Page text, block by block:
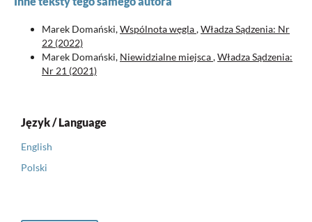
Marek Domański,Wspólnota węgla,Władza Sądzenia: Nr
22 (2022)
Marek Domański, Niewidzialne miejsca,Władza Sądzenia:
Nr 21 (2021)
Język / Language
English
Polski